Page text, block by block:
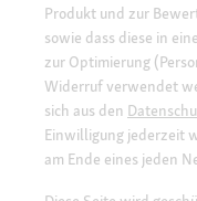
Produkt und zur
sowie dass diese in
zur Optimierung
Widerruf verwendet
sich aus den
Einwilligung jederzeit
am Ende eines jeden